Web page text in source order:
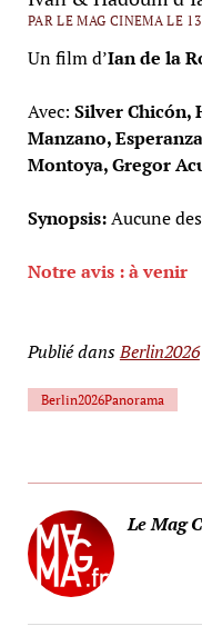
PAR LE MAG CINEMA LE
Un film d’Ian de la
Avec: Silver Chicón,
Manzano,
Montoya, Gregor
Synopsis:Aucune
Notre avis : à venir
Publié dansBerlin2026
Berlin2026Panorama
Le Mag